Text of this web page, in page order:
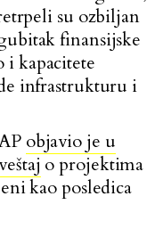
su ozbiljan
finansijske
kapacitete
infrastrukturu i
objavio je u
o projektima
kao posledica